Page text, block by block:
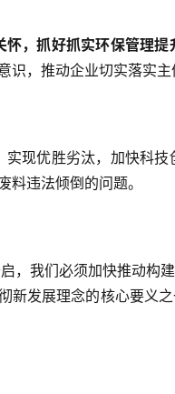
怀，抓好抓实环保管理提
识，推动企业切实落实
实现优胜劣汰，加快科
料违法倾倒的问题。
，我们必须加快推动构
新发展理念的核心要义